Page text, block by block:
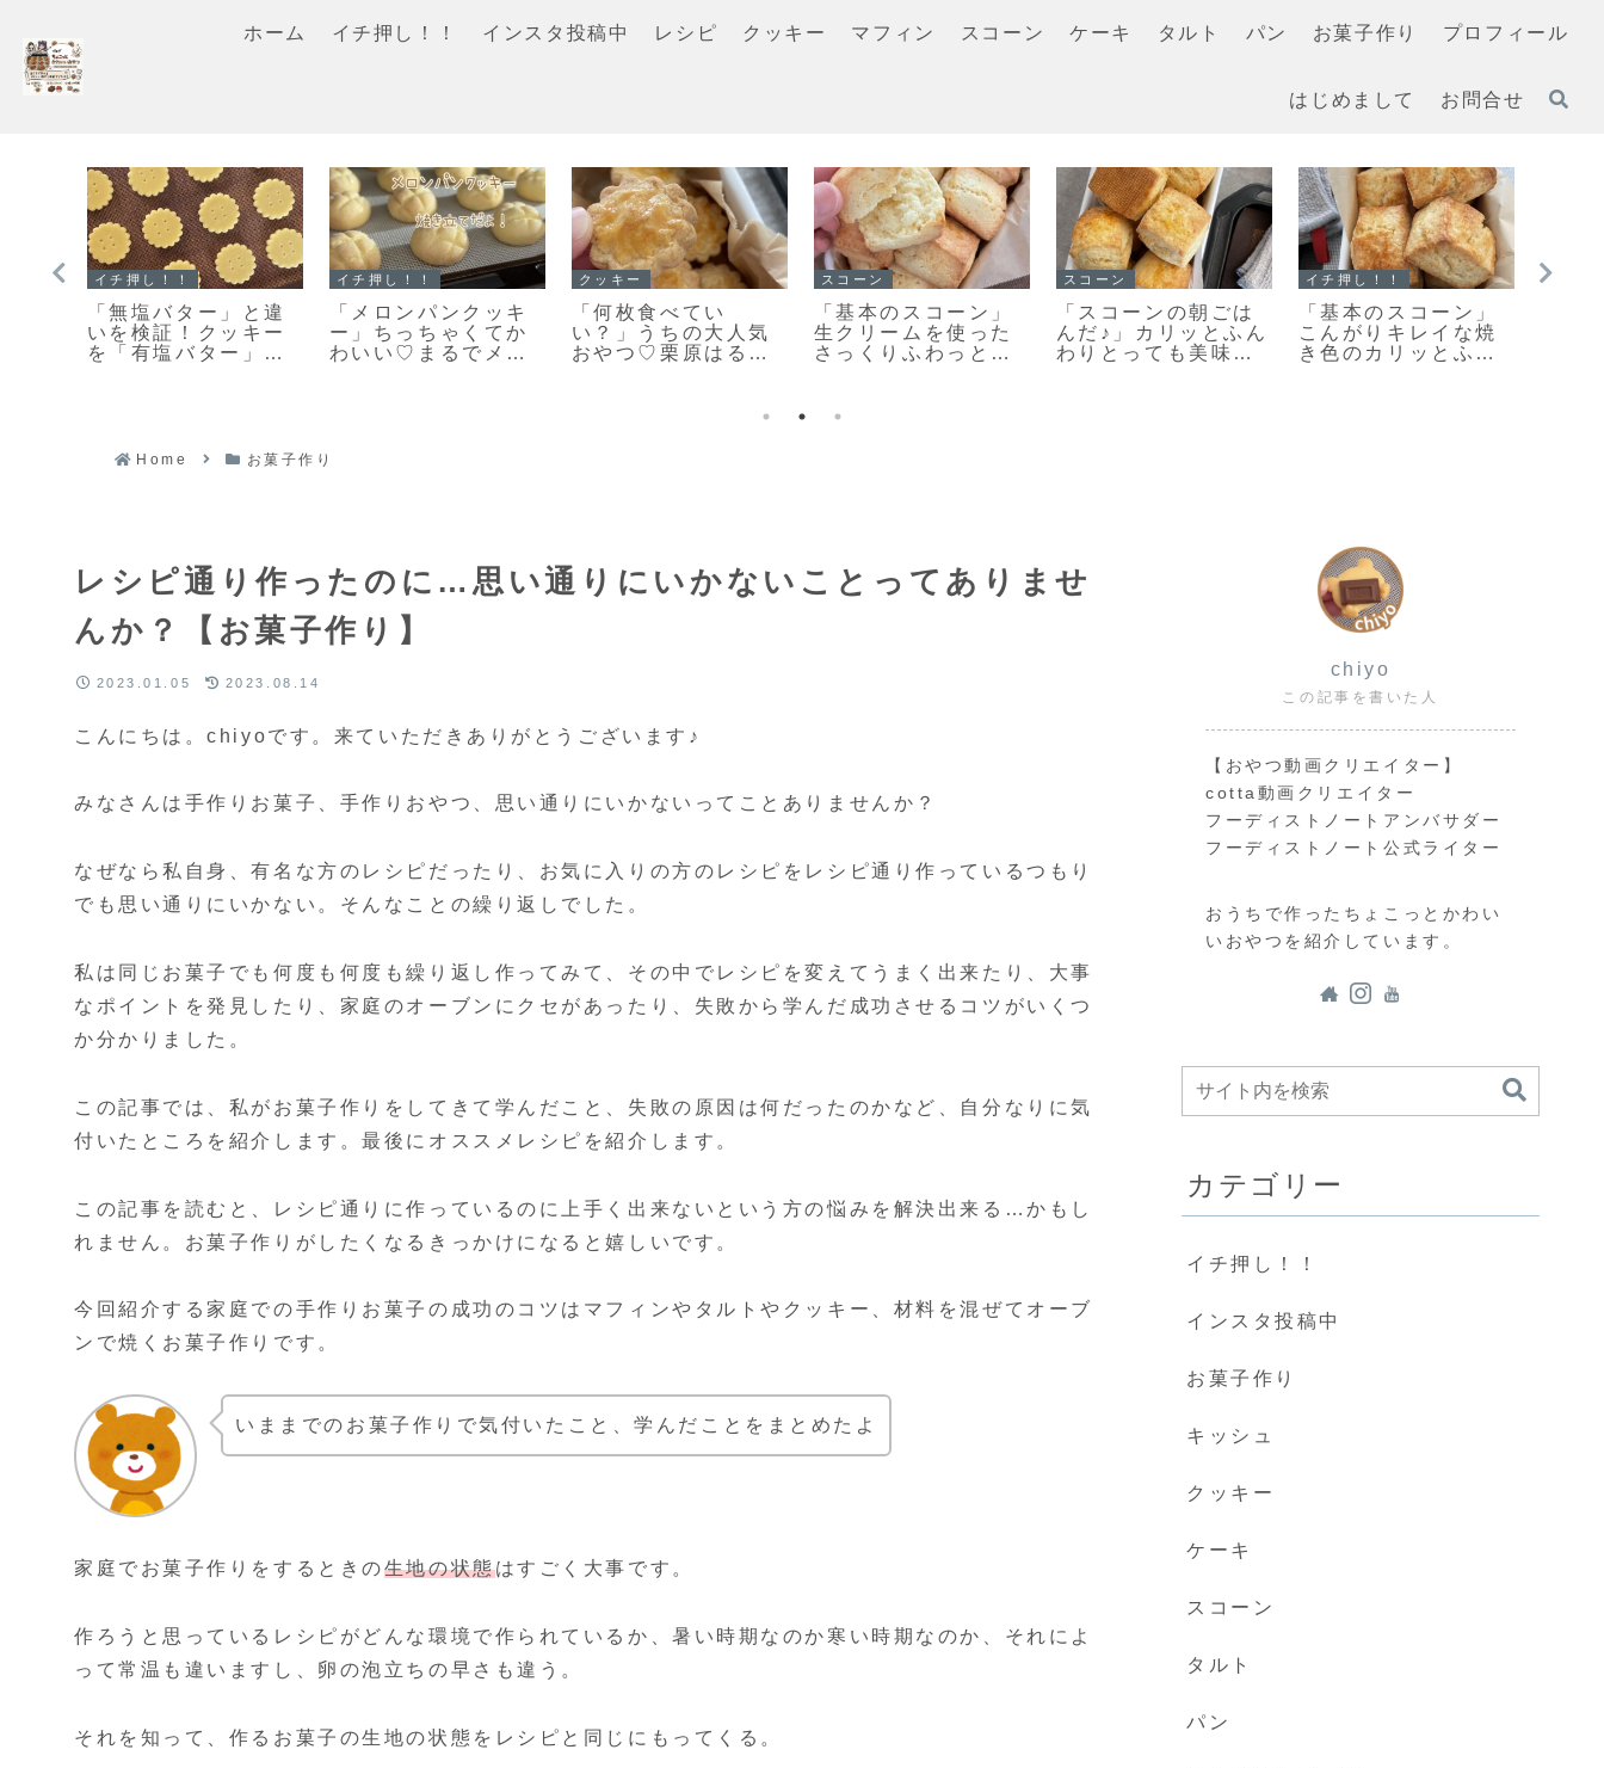
ホーム イチ押し！！ インスタ投稿中 レシピ クッキー マフィン スコーン ケーキ タルト パン お菓子作り プロフィール
はじめまして お問合せ
スコーン
【レシピ】リスドォ
ルで作るスコーン♡
やってみたらめちゃ
クッキー
「おやつ何がい
い？」あっという間
になくなります♡栗
イチ押し！！
「栗のマフィン」ま
るで栗のバターケー
キ🌰しっとり美味し
イチ押し！！
【レシピ】お手軽ス
コーン改良版♡さら
に美味しくなりまし
マフィン
すぐに作れる♥食べら
れる♥濃厚ガトーショ
コラマフィン作りま
マフィン
「濃厚ガトーショコ
ラマフィン」冷やし
て美味しいマフィン
クッキ
Home お菓子作り
レシピ通り作ったのに…思い通りにいかないことってありませ
んか？【お菓子作り】
2023.01.05 2023.08.14
こんにちは。chiyoです。来ていただきありがとうございます♪
みなさんは手作りお菓子、手作りおやつ、思い通りにいかないってことありませんか？
なぜなら私自身、有名な方のレシピだったり、お気に入りの方のレシピをレシピ通り作っているつもり
でも思い通りにいかない。そんなことの繰り返しでした。
私は同じお菓子でも何度も何度も繰り返し作ってみて、その中でレシピを変えてうまく出来たり、大事
なポイントを発見したり、家庭のオーブンにクセがあったり、失敗から学んだ成功させるコツがいくつ
か分かりました。
この記事では、私がお菓子作りをしてきて学んだこと、失敗の原因は何だったのかなど、自分なりに気
付いたところを紹介します。最後にオススメレシピを紹介します。
この記事を読むと、レシピ通りに作っているのに上手く出来ないという方の悩みを解決出来る…かもし
れません。お菓子作りがしたくなるきっかけになると嬉しいです。
今回紹介する家庭での手作りお菓子の成功のコツはマフィンやタルトやクッキー、材料を混ぜてオーブ
ンで焼くお菓子作りです。
いままでのお菓子作りで気付いたこと、学んだことをまとめたよ
家庭でお菓子作りをするときの生地の状態はすごく大事です。
作ろうと思っているレシピがどんな環境で作られているか、暑い時期なのか寒い時期なのか、それによ
って常温も違いますし、卵の泡立ちの早さも違う。
それを知って、作るお菓子の生地の状態をレシピと同じにもってくる。
chiyo
この記事を書いた人
【おやつ動画クリエイター】
cotta動画クリエイター
フーディストノートアンバサダー
フーディストノート公式ライター
おうちで作ったちょこっとかわい
いおやつを紹介しています。
カテゴリー
イチ押し！！
インスタ投稿中
お菓子作り
キッシュ
クッキー
ケーキ
スコーン
タルト
パン